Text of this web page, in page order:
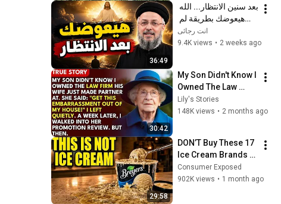
36:49
تتوقعها! | أبونا داود
لمعي
انت رجائى
9.4K views • 2 weeks ago
30:42
My Son Didn't Know I
Owned The Law
Firm. His Wife Said:
"Get This
Lily's Stories
148K views • 2 months ago
29:58
DON’T Buy These 17
Ice Cream Brands
(And 8 That Are
ACTUALLY Real Ice
Consumer Exposed
902K views • 1 month ago